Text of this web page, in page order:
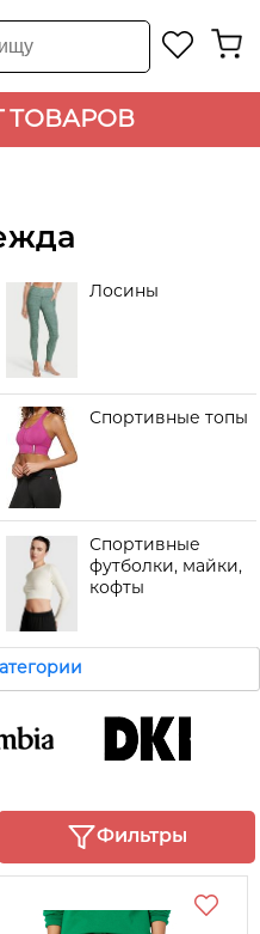
ТОВАРОВ
Лосины
Спортивные топы
Спортивные
футболки, майки,
кофты
Смотреть
товары
Фильтры